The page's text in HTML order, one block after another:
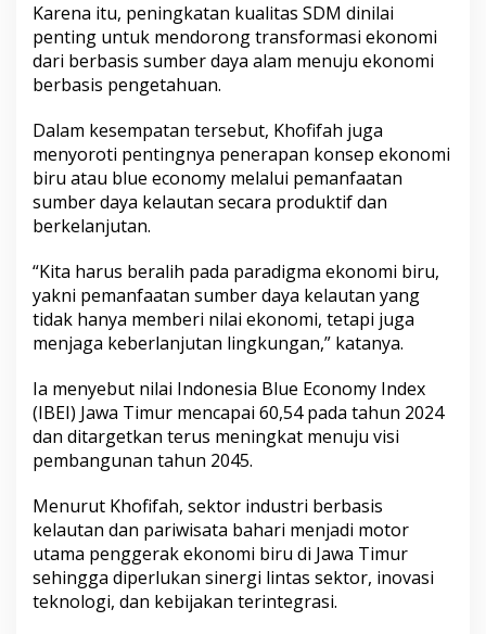
Karena itu, peningkatan kualitas SDM dinilai
penting untuk mendorong transformasi ekonomi
dari berbasis sumber daya alam menuju ekonomi
berbasis pengetahuan.
Dalam kesempatan tersebut, Khofifah juga
menyoroti pentingnya penerapan konsep ekonomi
biru atau blue economy melalui pemanfaatan
sumber daya kelautan secara produktif dan
berkelanjutan.
“Kita harus beralih pada paradigma ekonomi biru,
yakni pemanfaatan sumber daya kelautan yang
tidak hanya memberi nilai ekonomi, tetapi juga
menjaga keberlanjutan lingkungan,” katanya.
Ia menyebut nilai Indonesia Blue Economy Index
(IBEI) Jawa Timur mencapai 60,54 pada tahun 2024
dan ditargetkan terus meningkat menuju visi
pembangunan tahun 2045.
Menurut Khofifah, sektor industri berbasis
kelautan dan pariwisata bahari menjadi motor
utama penggerak ekonomi biru di Jawa Timur
sehingga diperlukan sinergi lintas sektor, inovasi
teknologi, dan kebijakan terintegrasi.